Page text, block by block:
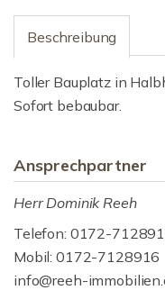
Beschreibung
Toller Bauplatz in
Sofort bebaubar.
Ansprechpartner
Herr Dominik Reeh
Telefon: 0172-
Mobil: 0172-7128916
info@reeh-